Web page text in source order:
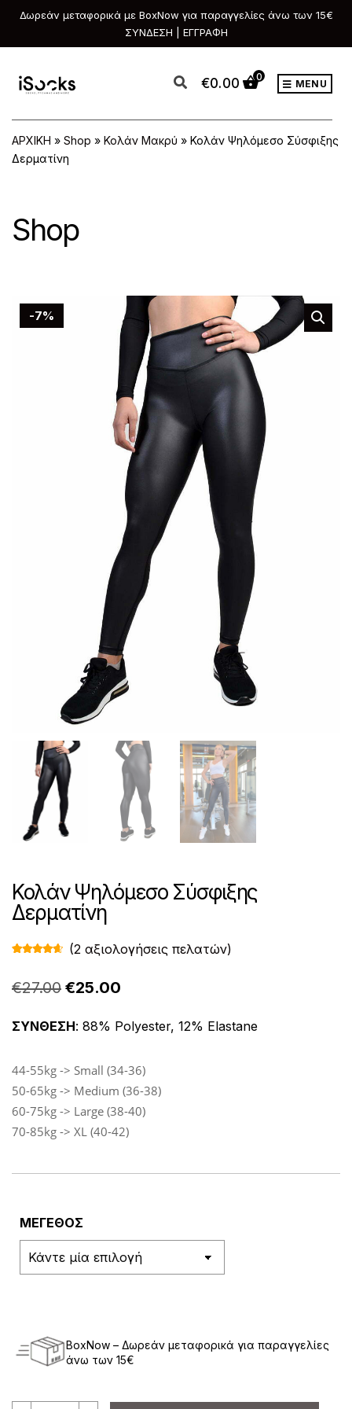
Δωρεάν μεταφορικά με BoxNow για παραγγελίες άνω των 15€
ΣΥΝΔΕΣΗ | ΕΓΓΡΑΦΗ
€0.00 0
MENU
ΑΡΧΙΚΗ » Shop » Κολάν Μακρύ » Κολάν Ψηλόμεσο Σύσφιξης
Δερματίνη
Shop
-7%
Κολάν Ψηλόμεσο Σύσφιξης
Δερματίνη
4.50από
5 με βάση
(2 αξιολογήσεις πελατών)
€27.00 Original
was:
€27.00.
€25.00
τιμή
είναι:
€25.00.
ΣΥΝΘΕΣΗ: 88% Polyester, 12% Elastane
44-55kg -> Small (34-36)
50-65kg -> Medium (36-38)
60-75kg -> Large (38-40)
70-85kg -> XL (40-42)
ΜΕΓΕΘΟΣ
BoxNow – Δωρεάν μεταφορικά για παραγγελίες
άνω των 15€